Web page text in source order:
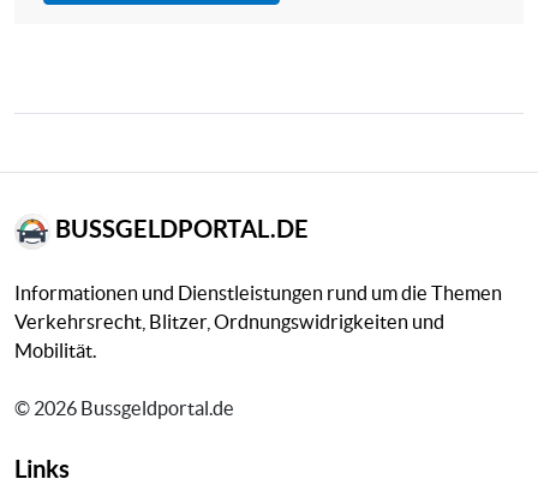
BUSSGELDPORTAL.DE
Informationen und Dienstleistungen rund um die Themen
Verkehrsrecht, Blitzer, Ordnungswidrigkeiten und
Mobilität.
© 2026 Bussgeldportal.de
Links